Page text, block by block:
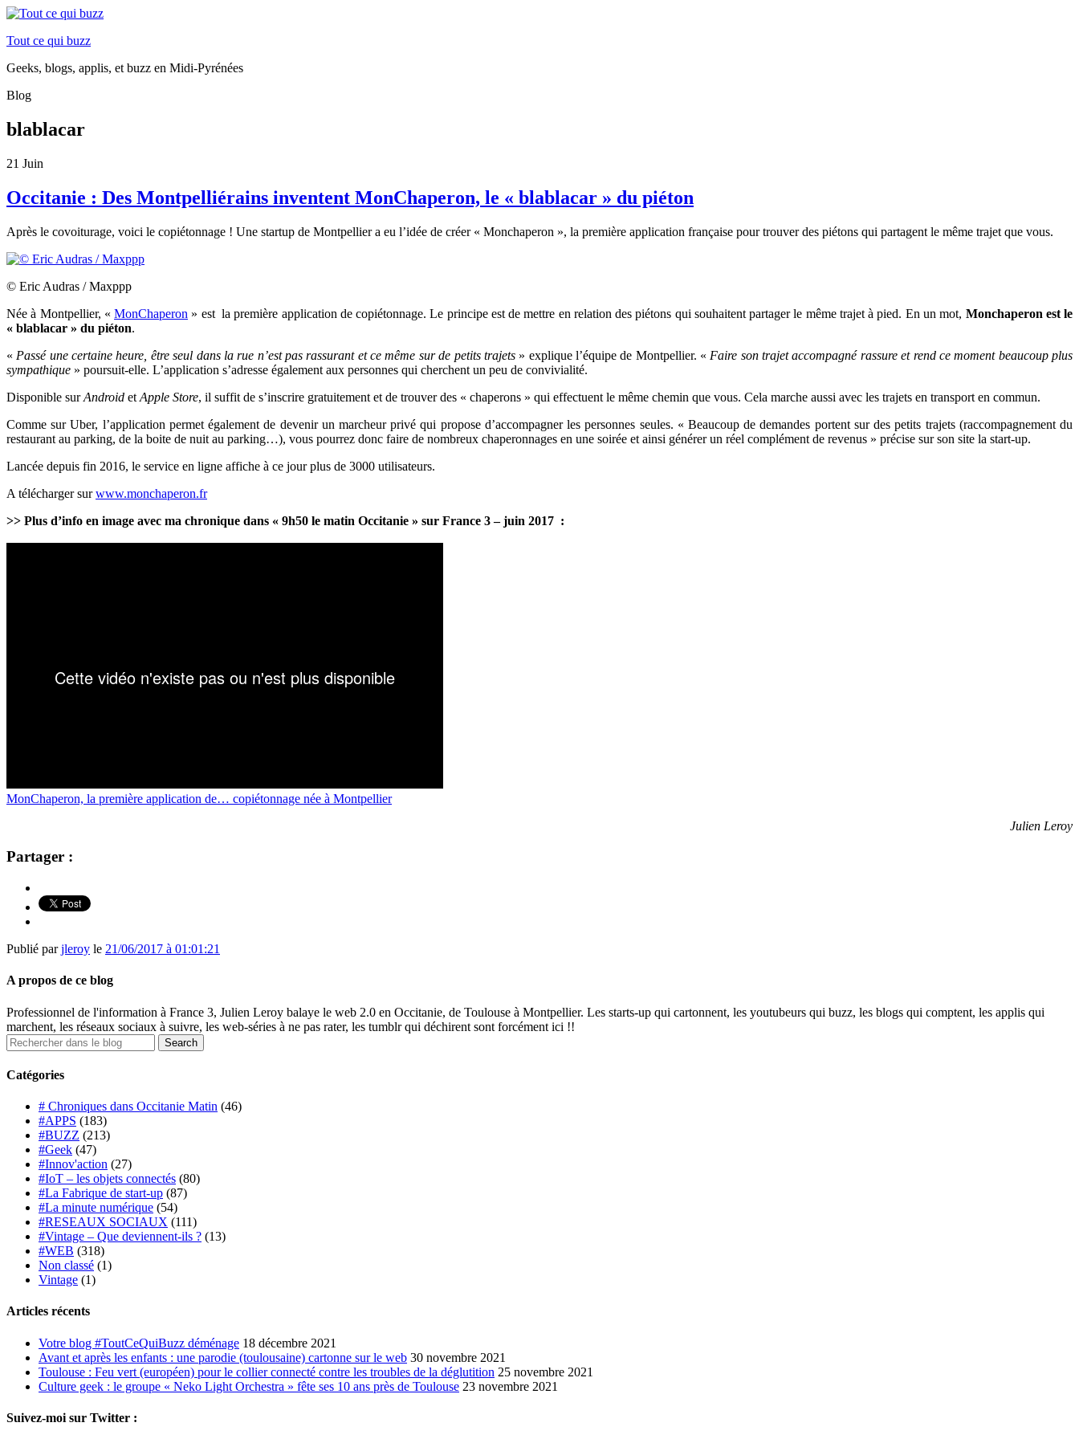
Tout ce qui buzz
Geeks, blogs, applis, et buzz en Midi-Pyrénées
Blog
blablacar
21 Juin
Occitanie : Des Montpelliérains inventent MonChaperon, le « blablacar » du piéton
Après le covoiturage, voici le copiétonnage ! Une startup de Montpellier a eu l’idée de créer « Monchaperon », la première application française pour trouver des piétons qui partagent le même trajet que vous.
© Eric Audras / Maxppp
Née à Montpellier, «MonChaperon » est la première application de copiétonnage. Le principe est de mettre en relation des piétons qui souhaitent partager le même trajet à pied. En un mot, Monchaperon est le
« blablacar » du piéton.
« Passé une certaine heure, être seul dans la rue n’est pas rassurant et ce même sur de petits trajets» explique l’équipe de Montpellier. « Faire son trajet accompagné rassure et rend ce moment beaucoup plus
sympathique » poursuit-elle. L’application s’adresse également aux personnes qui cherchent un peu de convivialité.
Disponible surAndroid et Apple Store, il suffit de s’inscrire gratuitement et de trouver des « chaperons » qui effectuent le même chemin que vous. Cela marche aussi avec les trajets en transport en commun.
Comme sur Uber, l’application permet également de devenir un marcheur privé qui propose d’accompagner les personnes seules. « Beaucoup de demandes portent sur des petits trajets (raccompagnement du
restaurant au parking, de la boite de nuit au parking…), vous pourrez donc faire de nombreux chaperonnages en une soirée et ainsi générer un réel complément de revenus » précise sur son site la start-up.
Lancée depuis fin 2016, le service en ligne affiche à ce jour plus de 3000 utilisateurs.
A télécharger surwww.monchaperon.fr
>> Plus d’info en image avec ma chronique dans « 9h50 le matin Occitanie » sur France 3– juin 2017 :
MonChaperon, la première application de… copiétonnage née à Montpellier
Julien Leroy
Partager :
Publié parjleroy le 21/06/2017 à 01:01:21
A propos de ce blog
Professionnel de l'information à France 3, Julien Leroy balaye le web 2.0 en Occitanie, de Toulouse à Montpellier. Les starts-up qui cartonnent, les youtubeurs qui buzz, les blogs qui comptent, les applis qui
marchent, les réseaux sociaux à suivre, les web-séries à ne pas rater, les tumblr qui déchirent sont forcément ici !!
Catégories
# Chroniques dans Occitanie Matin (46)
#APPS (183)
#BUZZ (213)
#Geek (47)
#Innov'action (27)
#IoT – les objets connectés (80)
#La Fabrique de start-up (87)
#La minute numérique (54)
#RESEAUX SOCIAUX (111)
#Vintage – Que deviennent-ils ? (13)
#WEB (318)
Non classé (1)
Vintage (1)
Articles récents
Votre blog #ToutCeQuiBuzz déménage 18 décembre 2021
Avant et après les enfants : une parodie (toulousaine) cartonne sur le web 30 novembre 2021
Toulouse : Feu vert (européen) pour le collier connecté contre les troubles de la déglutition 25 novembre 2021
Culture geek : le groupe « Neko Light Orchestra » fête ses 10 ans près de Toulouse 23 novembre 2021
Suivez-moi sur Twitter :